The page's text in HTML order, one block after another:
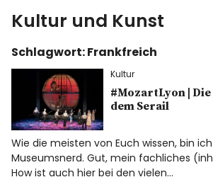
Kultur und Kunst
kultur & kunst
Ausstellungen
Spiele
Konzerte
Schlagwort:Frankfreich
Kultur
#MozartLyon |
dem Serail
Wie die meisten von Euch wissen, bin
Museumsnerd. Gut, mein fachliches
How ist auch hier bei den vielen…